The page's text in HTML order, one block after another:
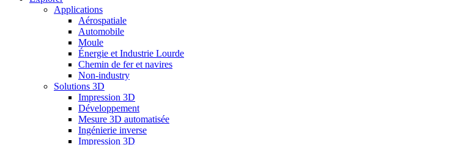
Applications
Aérospatiale
Automobile
Moule
Énergie et Industrie Lourde
Chemin de fer et navires
Non-industry
Solutions 3D
Impression 3D
Développement
Mesure 3D automatisée
Ingénierie inverse
Impression 3D